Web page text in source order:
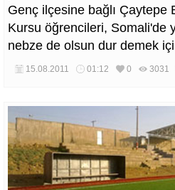
Genç ilçesine bağlı Çaytepe
Kursu öğrencileri, Somali'de
nebze de olsun dur demek
15.08.2011 01:12 0 3031